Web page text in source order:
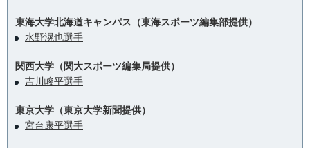
東海大学北海道キャンパス（東海スポーツ編集部提供）
水野滉也選手
関西大学（関大スポーツ編集局提供）
吉川峻平選手
東京大学（東京大学新聞提供）
宮台康平選手